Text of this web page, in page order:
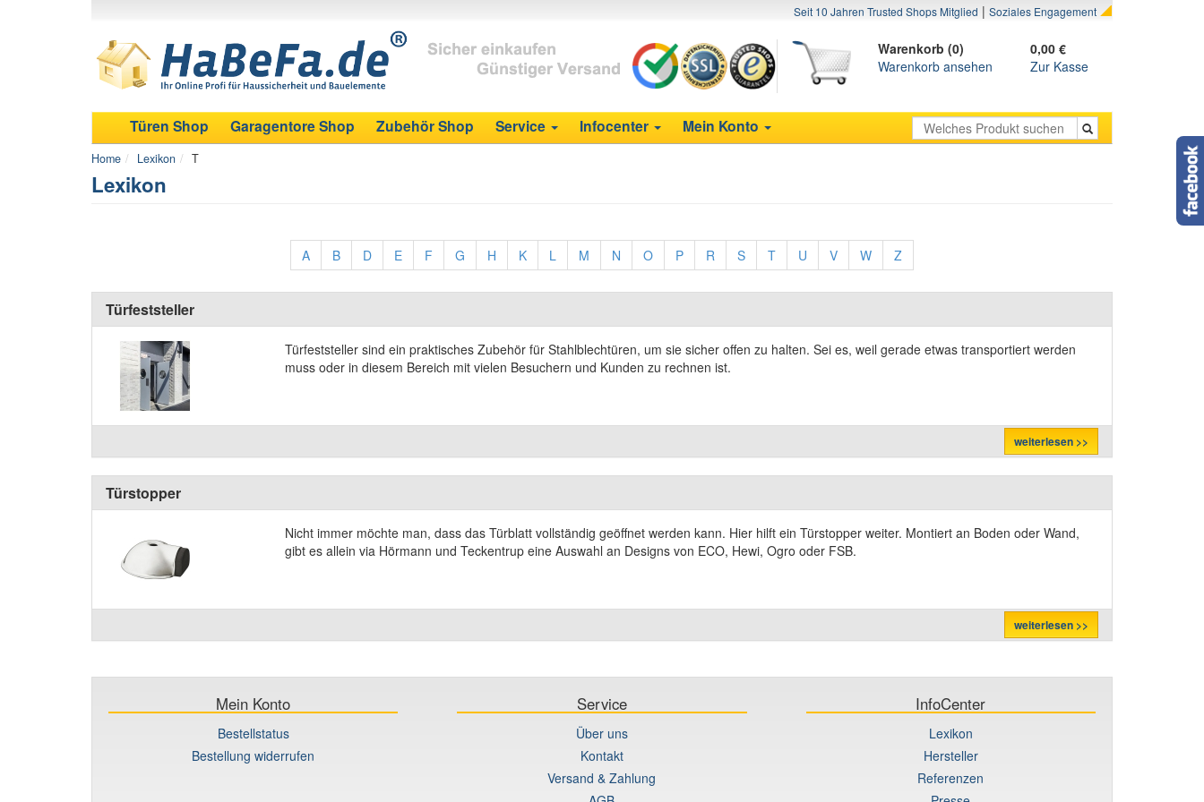
Seit 10 Jahren Trusted Shops Mitglied | Soziales Engagement
Warenkorb (0)
0,00 €
Warenkorb ansehen
Zur Kasse
Türen Shop Garagentore Shop Zubehör Shop Service Infocenter Mein Konto
Home Lexikon T
Lexikon
A B D E F G H K L M N O P R S T U V W Z
Türfeststeller
Türfeststeller sind ein praktisches Zubehör für Stahlblechtüren, um sie sicher offen zu halten. Sei es, weil gerade etwas transportiert werden
muss oder in diesem Bereich mit vielen Besuchern und Kunden zu rechnen ist.
weiterlesen >>
Türstopper
Nicht immer möchte man, dass das Türblatt vollständig geöffnet werden kann. Hier hilft ein Türstopper weiter. Montiert an Boden oder Wand,
gibt es allein via Hörmann und Teckentrup eine Auswahl an Designs von ECO, Hewi, Ogro oder FSB.
weiterlesen >>
Mein Konto
Bestellstatus
Bestellung widerrufen
Service
Über uns
Kontakt
Versand & Zahlung
InfoCenter
Lexikon
Hersteller
Referenzen